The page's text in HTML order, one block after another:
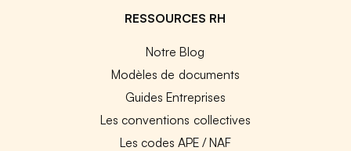
RESSOURCES RH
Notre Blog
Modèles de documents
Guides Entreprises
Les conventions collectives
Les codes APE / NAF